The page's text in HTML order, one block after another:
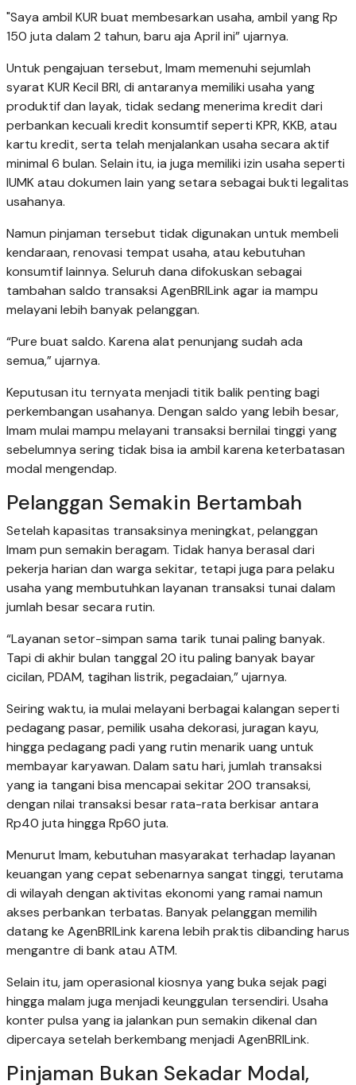
"Saya ambil KUR buat membesarkan usaha, ambil yang Rp
150 juta dalam 2 tahun, baru aja April ini” ujarnya.
Untuk pengajuan tersebut, Imam memenuhi sejumlah
syarat KUR Kecil BRI, di antaranya memiliki usaha yang
produktif dan layak, tidak sedang menerima kredit dari
perbankan kecuali kredit konsumtif seperti KPR, KKB, atau
kartu kredit, serta telah menjalankan usaha secara aktif
minimal 6 bulan. Selain itu, ia juga memiliki izin usaha seperti
IUMK atau dokumen lain yang setara sebagai bukti legalitas
usahanya.
Namun pinjaman tersebut tidak digunakan untuk membeli
kendaraan, renovasi tempat usaha, atau kebutuhan
konsumtif lainnya. Seluruh dana difokuskan sebagai
tambahan saldo transaksi AgenBRILink agar ia mampu
melayani lebih banyak pelanggan.
“Pure buat saldo. Karena alat penunjang sudah ada
semua,” ujarnya.
Keputusan itu ternyata menjadi titik balik penting bagi
perkembangan usahanya. Dengan saldo yang lebih besar,
Imam mulai mampu melayani transaksi bernilai tinggi yang
sebelumnya sering tidak bisa ia ambil karena keterbatasan
modal mengendap.
Pelanggan Semakin Bertambah
Setelah kapasitas transaksinya meningkat, pelanggan
Imam pun semakin beragam. Tidak hanya berasal dari
pekerja harian dan warga sekitar, tetapi juga para pelaku
usaha yang membutuhkan layanan transaksi tunai dalam
jumlah besar secara rutin.
“Layanan setor-simpan sama tarik tunai paling banyak.
Tapi di akhir bulan tanggal 20 itu paling banyak bayar
cicilan, PDAM, tagihan listrik, pegadaian,” ujarnya.
Seiring waktu, ia mulai melayani berbagai kalangan seperti
pedagang pasar, pemilik usaha dekorasi, juragan kayu,
hingga pedagang padi yang rutin menarik uang untuk
membayar karyawan. Dalam satu hari, jumlah transaksi
yang ia tangani bisa mencapai sekitar 200 transaksi,
dengan nilai transaksi besar rata-rata berkisar antara
Rp40 juta hingga Rp60 juta.
Menurut Imam, kebutuhan masyarakat terhadap layanan
keuangan yang cepat sebenarnya sangat tinggi, terutama
di wilayah dengan aktivitas ekonomi yang ramai namun
akses perbankan terbatas. Banyak pelanggan memilih
datang ke AgenBRILink karena lebih praktis dibanding harus
mengantre di bank atau ATM.
Selain itu, jam operasional kiosnya yang buka sejak pagi
hingga malam juga menjadi keunggulan tersendiri. Usaha
konter pulsa yang ia jalankan pun semakin dikenal dan
dipercaya setelah berkembang menjadi AgenBRILink.
Pinjaman Bukan Sekadar Modal,